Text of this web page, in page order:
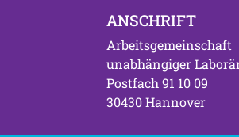
ANSCHRIFT
Arbeitsgemeinschaft
unabhängiger
Postfach 91 10 09
30430 Hannover